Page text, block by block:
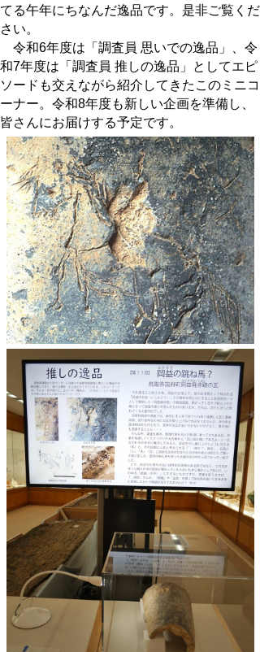
てる午年にちなんだ逸品です。是非ご覧くだ
さい。
令和6年度は「調査員 思いでの逸品」、令
和7年度は「調査員 推しの逸品」としてエピ
ソードも交えながら紹介してきたこのミニコ
ーナー。令和8年度も新しい企画を準備し、
皆さんにお届けする予定です。